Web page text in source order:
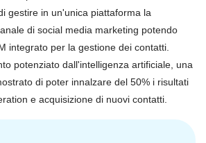
gestire in un'unica piattaforma la
di social media marketing potendo
integrato per la gestione dei contatti.
potenziato dall'intelligenza artificiale, una
di poter innalzare del 50% i risultati
e acquisizione di nuovi contatti.